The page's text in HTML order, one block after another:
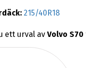
215/40R18
ett urval av Volvo